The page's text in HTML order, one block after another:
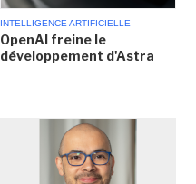
INTELLIGENCE ARTIFICIELLE
OpenAI freine le
développement d'Astra